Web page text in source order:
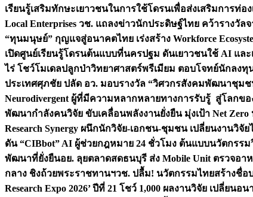
เรียนรู้เสริมทักษะเยาวชนในการใช้โดรนเพื่อส่งเสริมการท่
Local Enterprises วช. แถลงข่าวนักประดิษฐ์ไทย คว้ารางวัลจ
“ทุนมนุษย์” กุญแจสู่อนาคตไทย เร่งสร้าง Workforce
เปิดศูนย์เรียนรู้โดรนต้นแบบที่นครปฐม ดันเยาวชนใช้ AI แล
ไร่ โชว์โมเดลปลูกป่าวิทยาศาสตร์พรีเมียม ตอบโจทย์นักลงทุ
ประเทศศุภชัย ปลัด อว. มอบรางวัล “วิศวกรสังคมพัฒนาชุม
Neurodivergent ผู้ที่มีความหลากหลายทางการรับรู้ สู่โลกข
พัฒนากำลังคนวิจัย ขับเคลื่อนพลังงานยั่งยืน มุ่งเป้า Net Zero
Research Synergy ผนึกนักวิจัย-เอกชน-ชุมชน เปลี่ยนงานวิจั
ดัน “CIBbot” AI ผู้ช่วยกฎหมาย 24 ชั่วโมง ต้นแบบนวัตกรร
พัฒนาที่ยั่งยืนอย. ลุยตลาดสดธนบุรี ส่ง Mobile Unit ตรวจอ
กลาง ชิงถ้วยพระราชทานฯวช. ปลื้ม! นวัตกรรมไทยสร้างชื่อบ
Research Expo 2026’ ปีที่ 21 โชว์ 1,000 ผลงานวิจัย เปลี่ยนอ